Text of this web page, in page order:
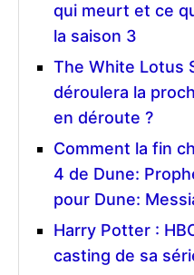
qui meurt et ce
la saison 3
The White Lotus
déroulera la
en déroute ?
Comment la fin
4 de Dune:
pour Dune:
Harry Potter :
casting de sa